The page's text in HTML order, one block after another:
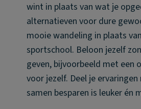
wint in plaats van wat je
alternatieven voor dure
mooie wandeling in plaats
sportschool. Beloon jezelf
geven, bijvoorbeeld met een
voor jezelf. Deel je
samen besparen is leuker én